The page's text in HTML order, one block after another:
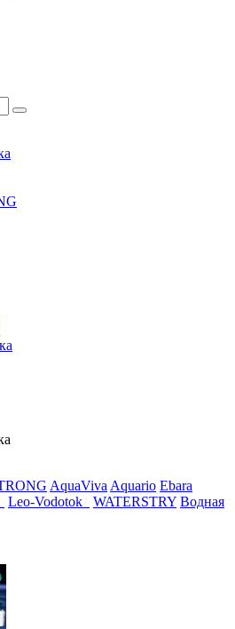
AquaViva Aquario Ebara
Leo-Vodotok_ WATERSTRY Водная